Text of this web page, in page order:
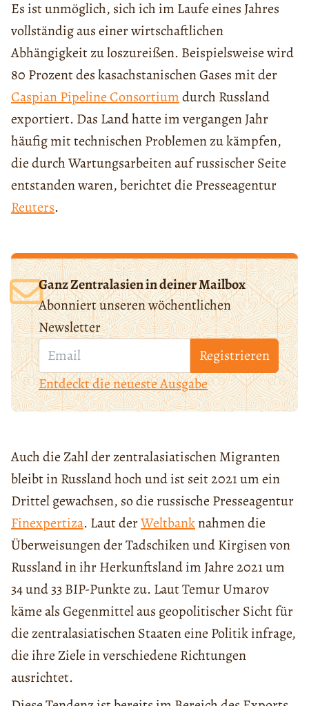
Es ist unmöglich, sich ich im Laufe eines Jahres
vollständig aus einer wirtschaftlichen
Abhängigkeit zu loszureißen. Beispielsweise wird
80 Prozent des kasachstanischen Gases mit der
Caspian Pipeline Consortiumdurch Russland
exportiert. Das Land hatte im vergangen Jahr
häufig mit technischen Problemen zu kämpfen,
die durch Wartungsarbeiten auf russischer Seite
entstanden waren, berichtet die Presseagentur
Reuters.
Ganz Zentralasien in deiner Mailbox
Abonniert unseren wöchentlichen
Newsletter
Registrieren
Entdeckt die neueste Ausgabe
Auch die Zahl der zentralasiatischen Migranten
bleibt in Russland hoch und ist seit 2021 um ein
Drittel gewachsen, so die russische Presseagentur
Finexpertiza. Laut derWeltbanknahmen die
Überweisungen der Tadschiken und Kirgisen von
Russland in ihr Herkunftsland im Jahre 2021 um
34 und 33 BIP-Punkte zu. Laut Temur Umarov
käme als Gegenmittel aus geopolitischer Sicht für
die zentralasiatischen Staaten eine Politik infrage,
die ihre Ziele in verschiedene Richtungen
ausrichtet.